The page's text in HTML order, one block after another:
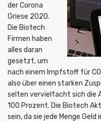
der Corona
Griese 2020.
Die Biotech
Firmen haben
alles daran
gesetzt, um
nach einem Impfstoff für
also über einen starken
selten vervielfacht sich die
100 Prozent. Die Biotech
sein, da sie jede Menge